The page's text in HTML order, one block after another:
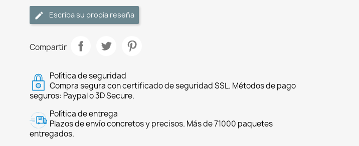
Escriba su propia reseña
Compartir
Política de seguridad
Compra segura con certificado de seguridad SSL. Métodos de pago
seguros: Paypal o 3D Secure.
Política de entrega
Plazos de envío concretos y precisos. Más de 71000 paquetes
entregados.